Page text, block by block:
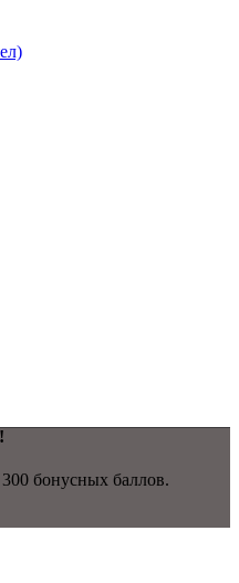
бонусных баллов.